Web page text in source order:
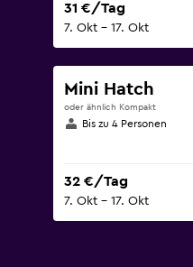
31 €/Tag
7. Okt – 17. Okt
Mini Hatch
oder ähnlich Kompakt
Bis zu 4 Personen
32 €/Tag
7. Okt – 17. Okt